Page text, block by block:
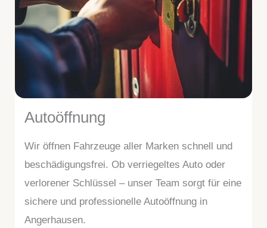
Autoöffnung
Wir öffnen Fahrzeuge aller Marken schnell und
beschädigungsfrei. Ob verriegeltes Auto oder
verlorener Schlüssel – unser Team sorgt für eine
sichere und professionelle Autoöffnung in
Angerhausen.